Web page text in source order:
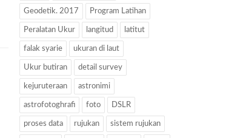
Geodetik. 2017 Program Latihan
Peralatan Ukur langitud latitut
falak syarie ukuran di laut
Ukur butiran detail survey
kejuruteraan astronimi
astrofotoghrafi foto DSLR
proses data rujukan sistem rujukan